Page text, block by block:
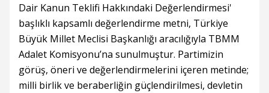
Dair Kanun Teklifi Hakkındaki Değerlendirmesi'
başlıklı kapsamlı değerlendirme metni, Türkiye
Büyük Millet Meclisi Başkanlığı aracılığıyla TBMM
Adalet Komisyonu’na sunulmuştur. Partimizin
görüş, öneri ve değerlendirmelerini içeren metinde;
milli birlik ve beraberliğin güçlendirilmesi, devletin